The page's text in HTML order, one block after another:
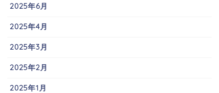
2025年6月
2025年4月
2025年3月
2025年2月
2025年1月